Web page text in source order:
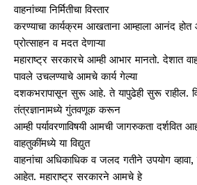
वाहनांच्या निर्मितीचा विस्तार
करण्याचा कार्यक्रम आखताना आम्हाला आनंद होत
प्रोत्साहन व मदत देणाऱ्या
महाराष्ट्र सरकारचे आम्ही आभार मानतो. देशात
पावले उचलण्याचे आमचे कार्य गेल्या
दशकभरापासून सुरू आहे. ते यापुढेही सुरू राहील.
तंत्रज्ञानामध्ये गुंतवणूक करून
आम्ही पर्यावरणाविषयी आमची जागरुकता दर्शवित
वाहतुकींमध्ये या विद्युत
वाहनांचा अधिकाधिक व जलद गतीने उपयोग
आहेत. महाराष्ट्र सरकारने आमचे हे